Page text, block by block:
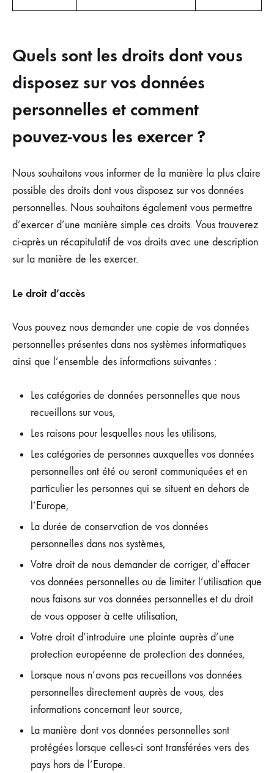
Quels sont les droits dont vous
disposez sur vos données
personnelles et comment
pouvez-vous les exercer ?
Nous souhaitons vous informer de la manière la plus claire
possible des droits dont vous disposez sur vos données
personnelles. Nous souhaitons également vous permettre
d’exercer d’une manière simple ces droits. Vous trouverez
ci-après un récapitulatif de vos droits avec une description
sur la manière de les exercer.
Le droit d’accès
Vous pouvez nous demander une copie de vos données
personnelles présentes dans nos systèmes informatiques
ainsi que l’ensemble des informations suivantes :
Les catégories de données personnelles que nous
recueillons sur vous,
Les raisons pour lesquelles nous les utilisons,
Les catégories de personnes auxquelles vos données
personnelles ont été ou seront communiquées et en
particulier les personnes qui se situent en dehors de
l’Europe,
La durée de conservation de vos données
personnelles dans nos systèmes,
Votre droit de nous demander de corriger, d’effacer
vos données personnelles ou de limiter l’utilisation que
nous faisons sur vos données personnelles et du droit
de vous opposer à cette utilisation,
Votre droit d’introduire une plainte auprès d’une
protection européenne de protection des données,
Lorsque nous n’avons pas recueillons vos données
personnelles directement auprès de vous, des
informations concernant leur source,
La manière dont vos données personnelles sont
protégées lorsque celles-ci sont transférées vers des
pays hors de l’Europe.